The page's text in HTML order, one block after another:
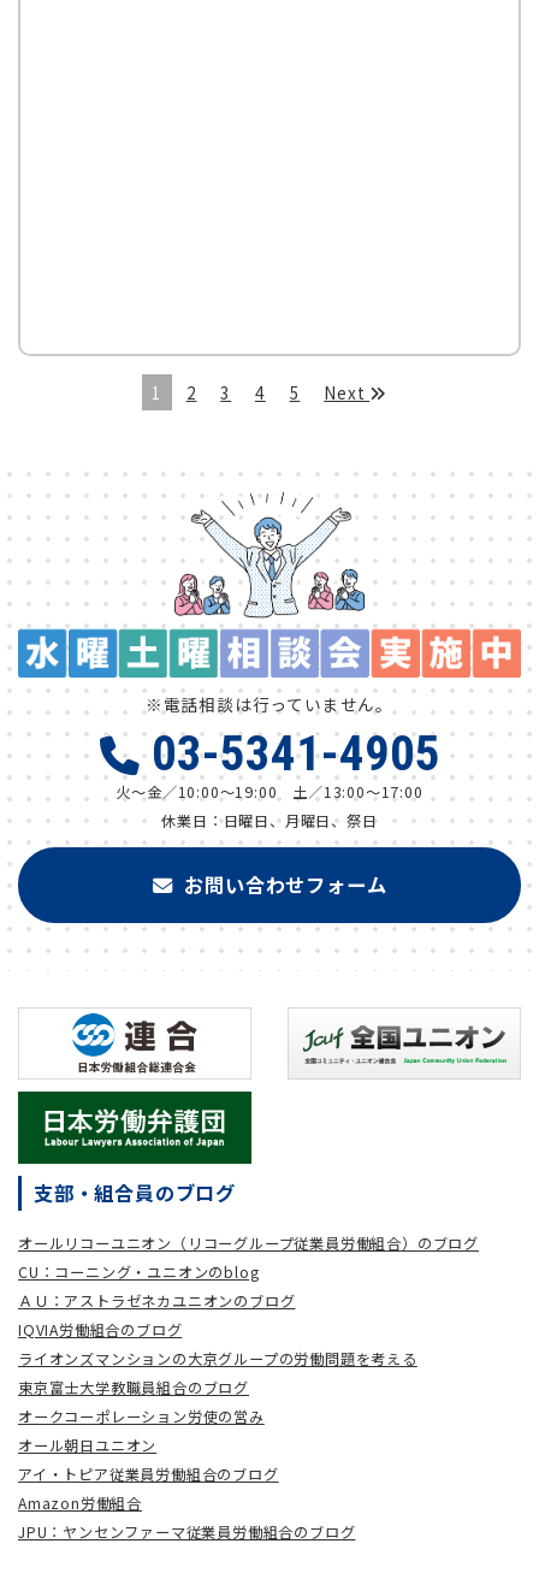
1 2 3 4 5 Next
※電話相談は行っていません。
03-5341-4905
火～金／10:00～19:00 土／13:00～17:00
休業日：日曜日、月曜日、祭日
お問い合わせフォーム
支部・組合員のブログ
オールリコーユニオン（リコーグループ従業員労働組合）のブログ
CU：コーニング・ユニオンのblog
ＡＵ：アストラゼネカユニオンのブログ
IQVIA労働組合のブログ
ライオンズマンションの大京グループの労働問題を考える
東京富士大学教職員組合のブログ
オークコーポレーション労使の営み
オール朝日ユニオン
アイ・トピア従業員労働組合のブログ
Amazon労働組合
JPU：ヤンセンファーマ従業員労働組合のブログ